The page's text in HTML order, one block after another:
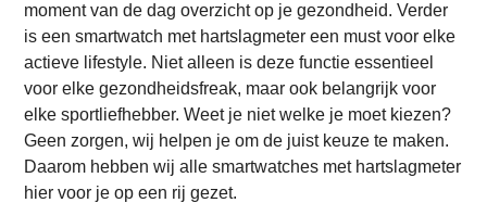
moment van de dag overzicht op je gezondheid. Verder
is een smartwatch met hartslagmeter een must voor elke
actieve lifestyle. Niet alleen is deze functie essentieel
voor elke gezondheidsfreak, maar ook belangrijk voor
elke sportliefhebber. Weet je niet welke je moet kiezen?
Geen zorgen, wij helpen je om de juist keuze te maken.
Daarom hebben wij alle smartwatches met hartslagmeter
hier voor je op een rij gezet.